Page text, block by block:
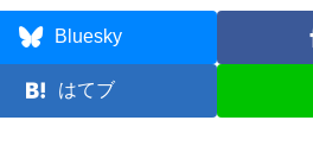
Bluesky
はてブ